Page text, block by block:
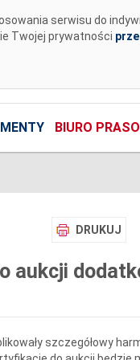
serwisu do
Twojej prywatności
BIURO
DRUKUJ
aukcji
szczegółowy